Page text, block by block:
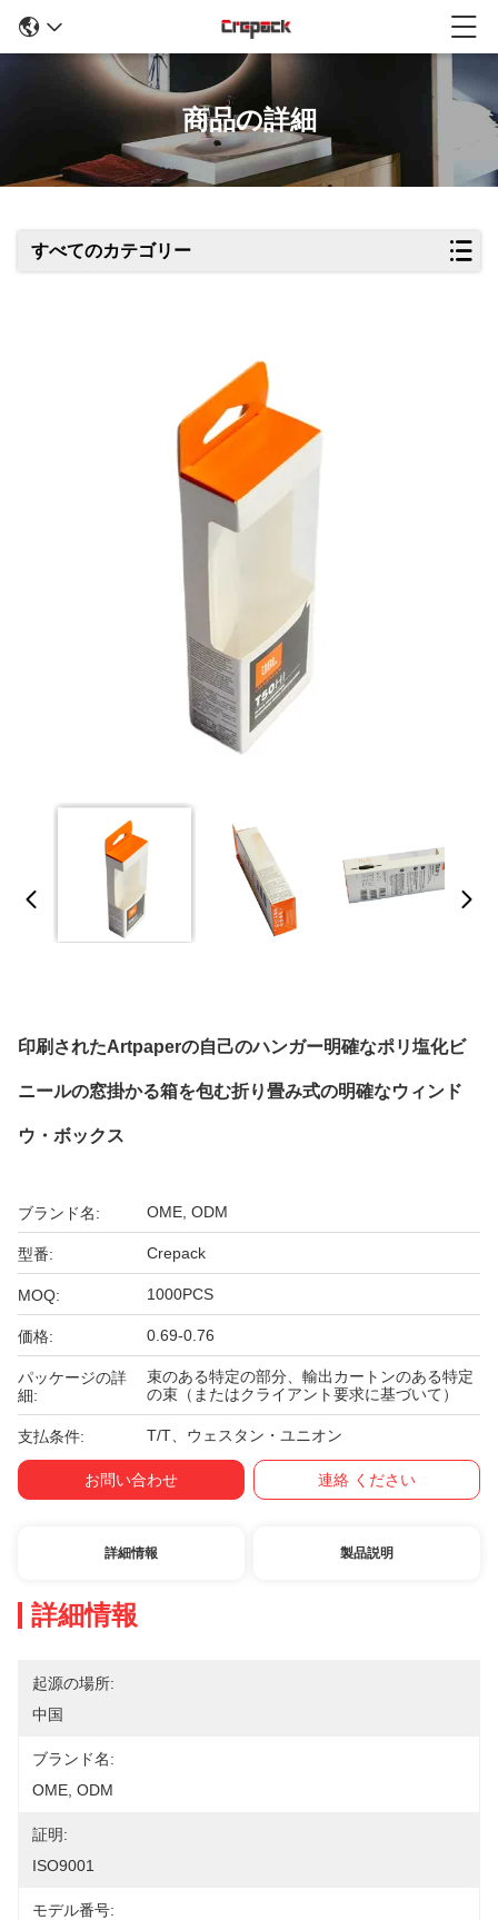
商品の詳細
すべてのカテゴリー
印刷されたArtpaperの自己のハンガー明確なポリ塩化ビ
ニールの窓掛かる箱を包む折り畳み式の明確なウィンド
ウ・ボックス
ブランド名: OME, ODM
型番: Crepack
MOQ: 1000PCS
価格: 0.69-0.76
パッケージの詳
細:
束のある特定の部分、輸出カートンのある特定
の束（またはクライアント要求に基づいて）
支払条件: T/T、ウェスタン・ユニオン
お問い合わせ 連絡 ください
詳細情報 製品説明
詳細情報
起源の場所:
中国
ブランド名:
OME, ODM
証明:
ISO9001
モデル番号: